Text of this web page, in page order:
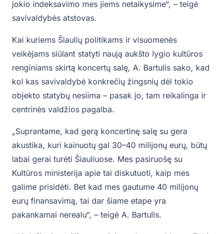
jokio indeksavimo mes jiems netaikysime“, – teigė
savivaldybės atstovas.
Kai kuriems Šiaulių politikams ir visuomenės
veikėjams siūlant statyti naują aukšto lygio kultūros
renginiams skirtą koncertų salę, A. Bartulis sako, kad
kol kas savivaldybė konkrečių žingsnių dėl tokio
objekto statybų nesiima – pasak jo, tam reikalinga ir
centrinės valdžios pagalba.
„Suprantame, kad gerą koncertinę salę su gera
akustika, kuri kainuotų gal 30–40 milijonų eurų, būtų
labai gerai turėti Šiauliuose. Mes pasiruošę su
Kultūros ministerija apie tai diskutuoti, kaip mes
galime prisidėti. Bet kad mes gautume 40 milijonų
eurų finansavimą, tai dar šiame etape yra
pakankamai nerealu“, – teigė A. Bartulis.